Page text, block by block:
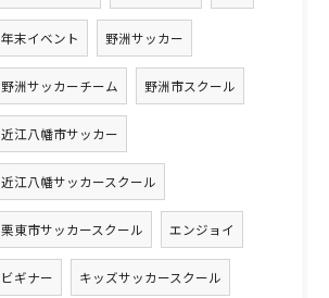
年末イベント 野洲サッカー
野洲サッカーチーム 野洲市スクール
近江八幡市サッカー
近江八幡サッカースクール
栗東市サッカースクール エンジョイ
ビギナー キッズサッカースクール